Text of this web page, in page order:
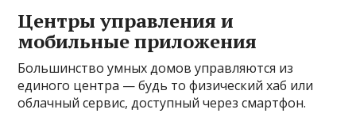
Центры управления и
мобильные приложения
Большинство умных домов управляются из
единого центра — будь то физический хаб или
облачный сервис, доступный через смартфон.